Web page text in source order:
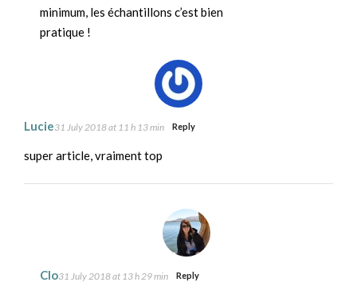
minimum, les échantillons c’est bien
pratique !
Lucie31 July 2018 at 11 h 13 min Reply
super article, vraiment top
Clo31 July 2018 at 13 h 29 min Reply